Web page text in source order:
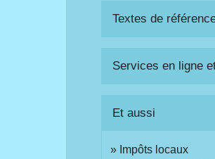
Textes de
Services en ligne
Et aussi
Impôts locaux